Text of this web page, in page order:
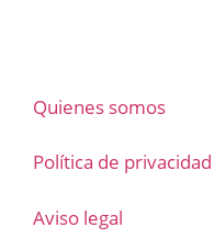
Quienes somos
Política de privacidad
Aviso legal